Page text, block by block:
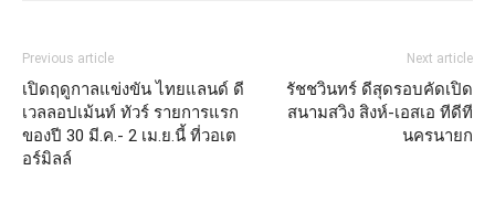
Previous article
เปิดฤดูกาลแข่งขัน ไทยแลนด์ ดี
เวลลอปเม้นท์ ทัวร์ รายการแรก
ของปี 30 มี.ค.- 2 เม.ย.นี้ ที่วอเต
อร์มิลล์
Next article
รัชชวินทร์ ดีสุดรอบคัดเปิด
สนามสวิง สิงห์-เอสเอ ทีดีที
นครนายก